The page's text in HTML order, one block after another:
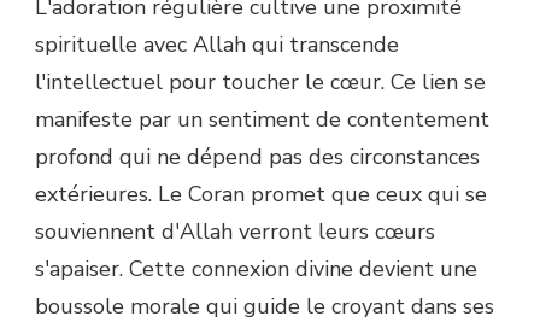
L'adoration régulière cultive une proximité
spirituelle avec Allah qui transcende
l'intellectuel pour toucher le cœur. Ce lien se
manifeste par un sentiment de contentement
profond qui ne dépend pas des circonstances
extérieures. Le Coran promet que ceux qui se
souviennent d'Allah verront leurs cœurs
s'apaiser. Cette connexion divine devient une
boussole morale qui guide le croyant dans ses